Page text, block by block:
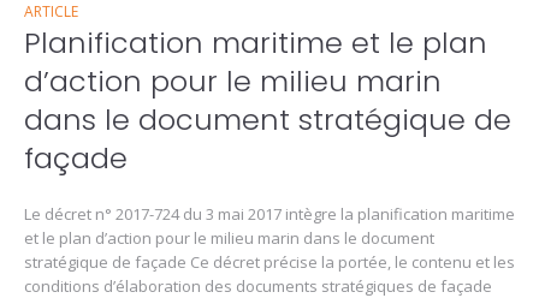
ARTICLE
Planification maritime et le plan
d’action pour le milieu marin
dans le document stratégique de
façade
Le décret n° 2017-724 du 3 mai 2017 intègre la planification maritime
et le plan d’action pour le milieu marin dans le document
stratégique de façade Ce décret précise la portée, le contenu et les
conditions d’élaboration des documents stratégiques de façade